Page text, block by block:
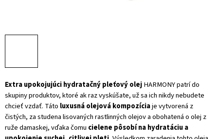
Extra upokojujúci hydratačný pleťový olejHARMONY patrí do
skupiny produktov, ktoré ak raz vyskúšate, už sa ich nikdy nebudete
chcieť vzdať. Táto luxusná olejová kompozíciaje vytvorená z
čistých, za studena lisovaných rastlinných olejov a obohatená o olej z
ruže damaskej, vďaka čomu cielene pôsobí na hydratáciu a